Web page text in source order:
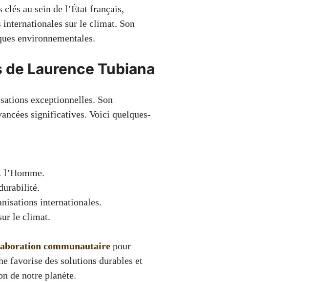
au sein de l’État français,
sur le climat. Son
environnementales.
Laurence Tubiana
exceptionnelles. Son
significatives. Voici quelques-
l’Homme.
internationales.
le climat.
communautaire pour
favorise des solutions durables et
de notre planète.